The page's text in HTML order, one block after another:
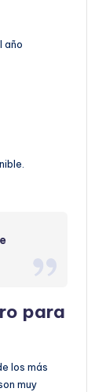
año
para
los más
muy